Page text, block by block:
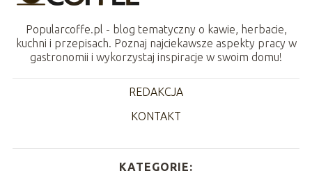
Popularcoffe.pl - blog tematyczny o kawie, herbacie,
kuchni i przepisach. Poznaj najciekawsze aspekty pracy w
gastronomii i wykorzystaj inspiracje w swoim domu!
REDAKCJA
KONTAKT
KATEGORIE: